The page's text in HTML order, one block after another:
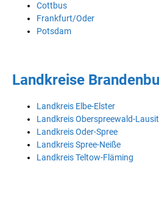
Cottbus
Frankfurt/Oder
Potsdam
Landkreise
Landkreis Elbe-Elster
Landkreis Oberspreewald-
Landkreis Oder-Spree
Landkreis Spree-Neiße
Landkreis Teltow-Fläming